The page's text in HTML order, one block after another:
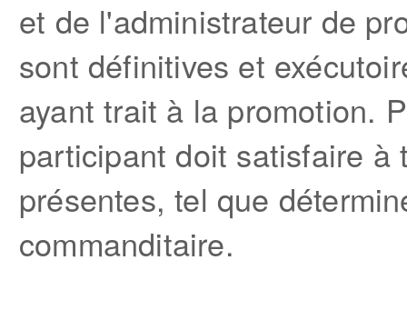
et de l'administrateur de
sont définitives et
ayant trait à la promotion.
participant doit satisfaire à
présentes, tel que
commanditaire.